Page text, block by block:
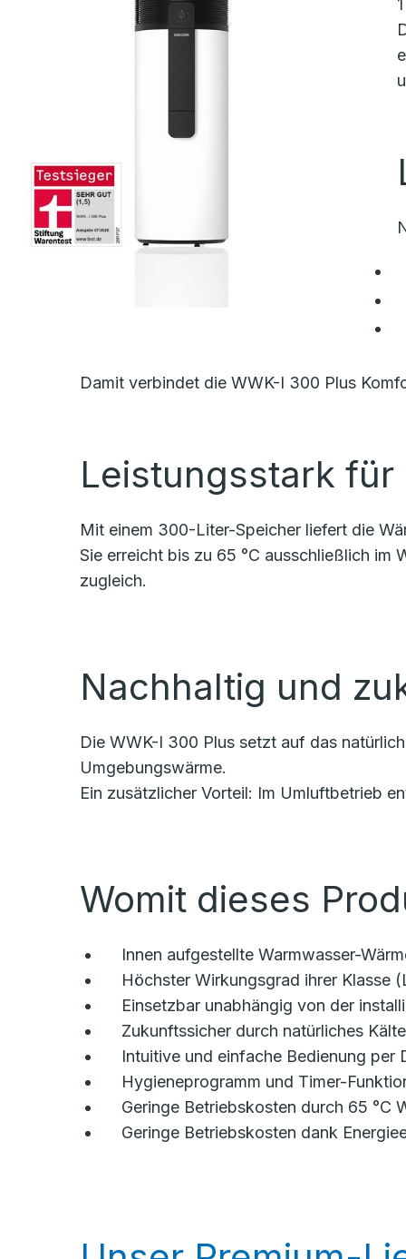
Damit verbindet die WWK-I 300 Plus
Leistungsstark
Mit einem 300-Liter-Speicher liefert die
Sie erreicht bis zu 65 °C ausschließlich im
zugleich.
Nachhaltig und
Die WWK-I 300 Plus setzt auf das
Umgebungswärme.
Ein zusätzlicher Vorteil: Im Umluftbetrieb
Womit dieses
Innen aufgestellte Warmwasser-
Höchster Wirkungsgrad ihrer Klasse
Einsetzbar unabhängig von der
Zukunftssicher durch natürliches
Intuitive und einfache Bedienung per
Hygieneprogramm und Timer-
Geringe Betriebskosten durch 65 °C
Geringe Betriebskosten dank